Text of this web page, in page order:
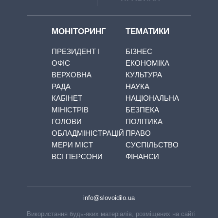
МОНІТОРИНГ
ПРЕЗИДЕНТ І
ОФІС
ВЕРХОВНА
РАДА
КАБІНЕТ
МІНІСТРІВ
ГОЛОВИ
ОБЛАДМІНІСТРАЦІЙ
МЕРИ МІСТ
ВСІ ПЕРСОНИ
ТЕМАТИКИ
БІЗНЕС
ЕКОНОМІКА
КУЛЬТУРА
НАУКА
НАЦІОНАЛЬНА
БЕЗПЕКА
ПОЛІТИКА
ПРАВО
СУСПІЛЬСТВО
ФІНАНСИ
info@slovoidilo.ua
Використання будь-яких матеріалів, розміщених на сайті,